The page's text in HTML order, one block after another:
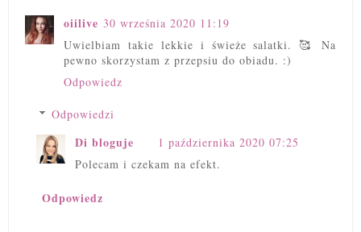
oiilive 30 września 2020 11:19
Uwielbiam takie lekkie i świeże salatki. 🥰 Na
pewno skorzystam z przepsiu do obiadu. :)
Odpowiedz
Odpowiedzi
Di bloguje
1 października 2020 07:25
Polecam i czekam na efekt.
Odpowiedz